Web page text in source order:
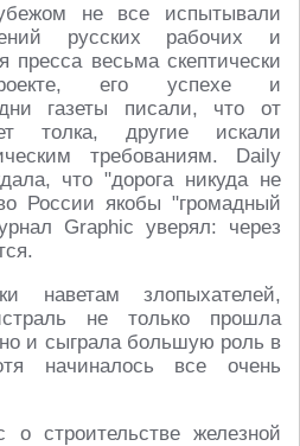
не все испытывали
русских рабочих и
пресса весьма скептически
его успехе и
газеты писали, что от
толка, другие искали
требованиям. Daily
что "дорога никуда не
России якобы "громадный
Graphic уверял: через
наветам злопыхателей,
не только прошла
и сыграла большую роль в
начиналось все очень
о строительстве железной